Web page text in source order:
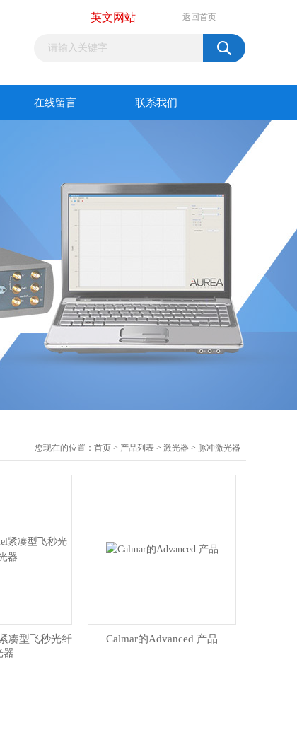
英文网站 返回首页
在线留言 联系我们
您现在的位置： 首页 > 产品列表 > 激光器 > 脉冲激光器
凑型飞秒光纤
器
Calmar的Advanced 产品